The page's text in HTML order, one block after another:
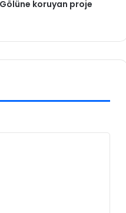
koruyan proje